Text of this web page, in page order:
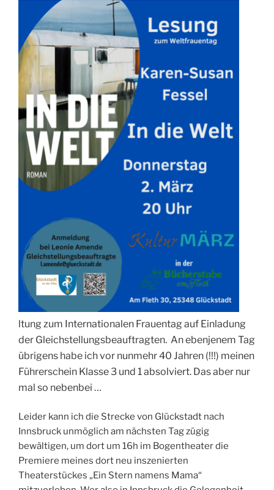
ltung zum Internationalen Frauentag auf Einladung
der Gleichstellungsbeauftragten. An ebenjenem Tag
übrigens habe ich vor nunmehr 40 Jahren (!!!) meinen
Führerschein Klasse 3 und 1 absolviert. Das aber nur
mal so nebenbei …
Leider kann ich die Strecke von Glückstadt nach
Innsbruck unmöglich am nächsten Tag zügig
bewältigen, um dort um 16h im Bogentheater die
Premiere meines dort neu inszenierten
Theaterstückes „Ein Stern namens Mama“